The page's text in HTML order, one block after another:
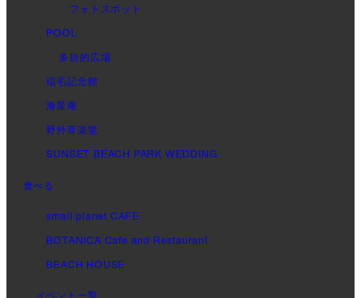
フォトスポット
POOL
多目的広場
稲毛記念館
海星庵
野外音楽堂
SUNSET BEACH PARK WEDDING
食べる
small planet CAFE
BOTANICA Cafe and Restaurant
BEACH HOUSE
イベント一覧